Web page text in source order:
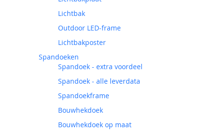
Lichtbak
Outdoor LED-frame
Lichtbakposter
Spandoeken
Spandoek - extra voordeel
Spandoek - alle leverdata
Spandoekframe
Bouwhekdoek
Bouwhekdoek op maat